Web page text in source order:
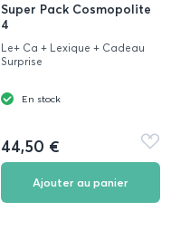
Super Pack Cosmopolite
4
Le+ Ca + Lexique + Cadeau
Surprise
En stock
44,50 €
Ajouter
aux
Ajouter au panier